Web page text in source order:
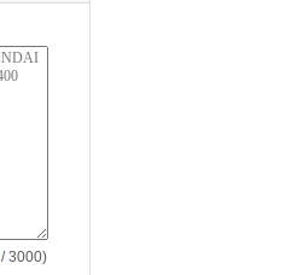
/ 3000)